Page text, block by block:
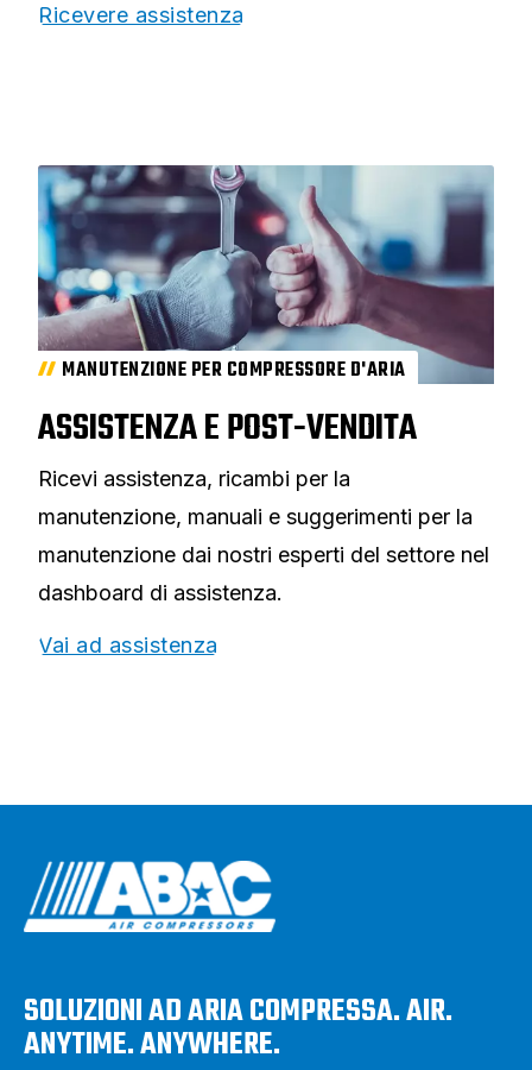
Ricevere assistenza
MANUTENZIONE PER COMPRESSORE D'ARIA
ASSISTENZA E POST-VENDITA
Ricevi assistenza, ricambi per la
manutenzione, manuali e suggerimenti per la
manutenzione dai nostri esperti del settore nel
dashboard di assistenza.
Vai ad assistenza
SOLUZIONI AD ARIA COMPRESSA. AIR.
ANYTIME. ANYWHERE.